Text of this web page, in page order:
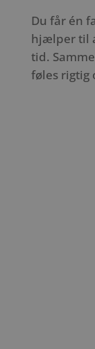
Du får én
hjælper til
tid.
føles rigtig